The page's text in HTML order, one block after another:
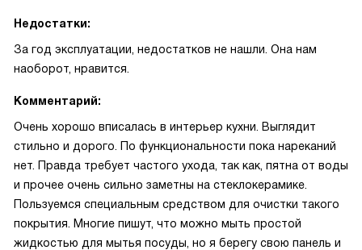
Недостатки:
За год эксплуатации, недостатков не нашли. Она нам
наоборот, нравится.
Комментарий:
Очень хорошо вписалась в интерьер кухни. Выглядит
стильно и дорого. По функциональности пока нареканий
нет. Правда требует частого ухода, так как, пятна от воды
и прочее очень сильно заметны на стеклокерамике.
Пользуемся специальным средством для очистки такого
покрытия. Многие пишут, что можно мыть простой
жидкостью для мытья посуды, но я берегу свою панель и